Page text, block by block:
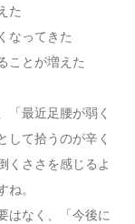
た
なってきた
ことが増えた
「最近足腰が弱く
して拾うのが辛く
くささを感じるよ
。
はなく、「今後に